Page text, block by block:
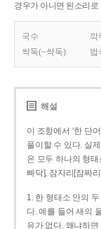
경우가 아니면 된소리로
국수 깍
싹둑(~싹둑)
법
해설
이 조항에서 ‘한 단
풀이할 수 있다. 실
은 모두 하나의 형
빠닥], 잠자리[잠짜
1. 한 형태소 안의
다. 예를 들어 새의
유가 없다. 왜냐하면